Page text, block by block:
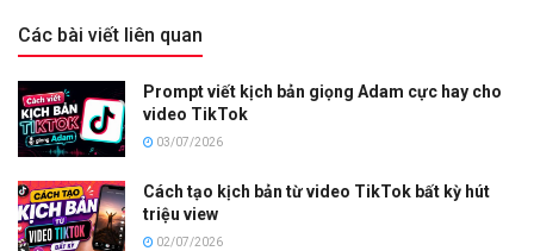
Các bài viết liên quan
Prompt viết kịch bản giọng Adam cực hay cho
video TikTok
03/07/2026
Cách tạo kịch bản từ video TikTok bất kỳ hút
triệu view
02/07/2026